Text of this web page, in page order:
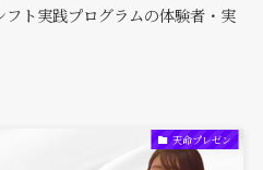
ト実践プログラムの体験者・実
天命プレゼン